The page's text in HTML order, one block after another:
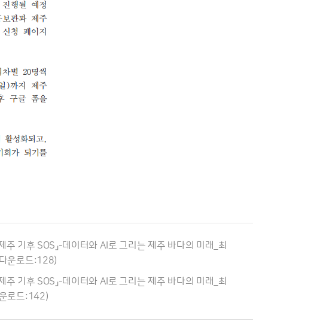
주 기후 SOS」-데이터와 AI로 그리는 제주 바다의 미래_최
운로드:128)
주 기후 SOS」-데이터와 AI로 그리는 제주 바다의 미래_최
로드:142)